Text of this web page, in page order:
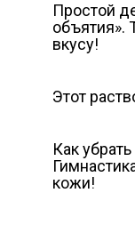
Простой
объятия».
вкусу!
Этот
Как
кожи!